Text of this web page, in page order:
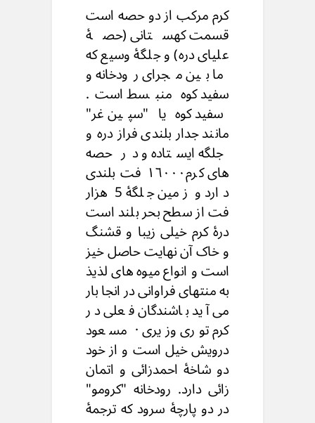
کرم مرکب از دو حصه است
قسمت کهستانی (حصۀ
علیای دره) و جلگۀ وسیع که
ما بین مجرای رودخانه و
سفید کوه منبسط است.
سفید کوه یا "سپین غر"
مانند جدار بلندی فراز دره و
جلگه ایستاده و در حصه
های کرم١٦٠٠٠ فت بلندی
دارد و زمین جلگۀ 5 هزار
فت از سطح بحر بلند است
درۀ کرم خیلی زیبا و قشنگ
و خاک آن نهایت حاصل خیز
است و انواع میوه های لذیذ
به منتهای فراوانی در انجا بار
می آید باشندگان فعلی در
کرم توری وزیری · مسعود
درویش خیل است و از خود
دو شاخۀ احمدزائی و اتمان
زائی دارد. رودخانه "کرومو"
در دو پارچۀ سرود که ترجمۀ